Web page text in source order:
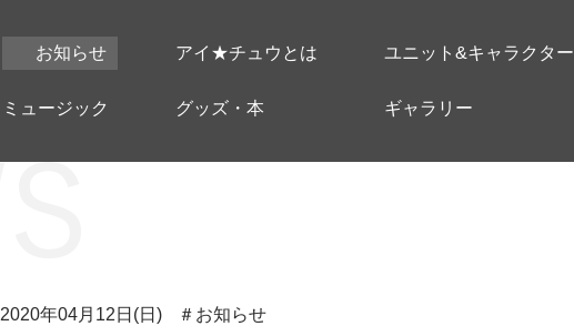
お知らせ アイ★チュウとは ユニット&キャラクター
ミュージック グッズ・本 ギャラリー
2020年04月12日(日) ＃お知らせ